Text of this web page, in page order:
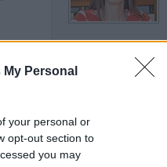
Personal
your personal or
opt-out section to
you may